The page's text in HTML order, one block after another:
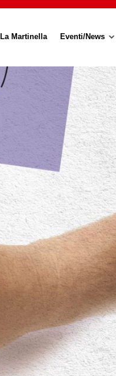
La Martinella Eventi/News